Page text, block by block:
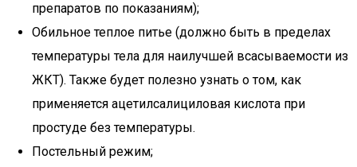
препаратов по показаниям);
Обильное теплое питье (должно быть в пределах
температуры тела для наилучшей всасываемости из
ЖКТ). Также будет полезно узнать о том, как
применяется ацетилсалициловая кислота при
простуде без температуры.
Постельный режим;